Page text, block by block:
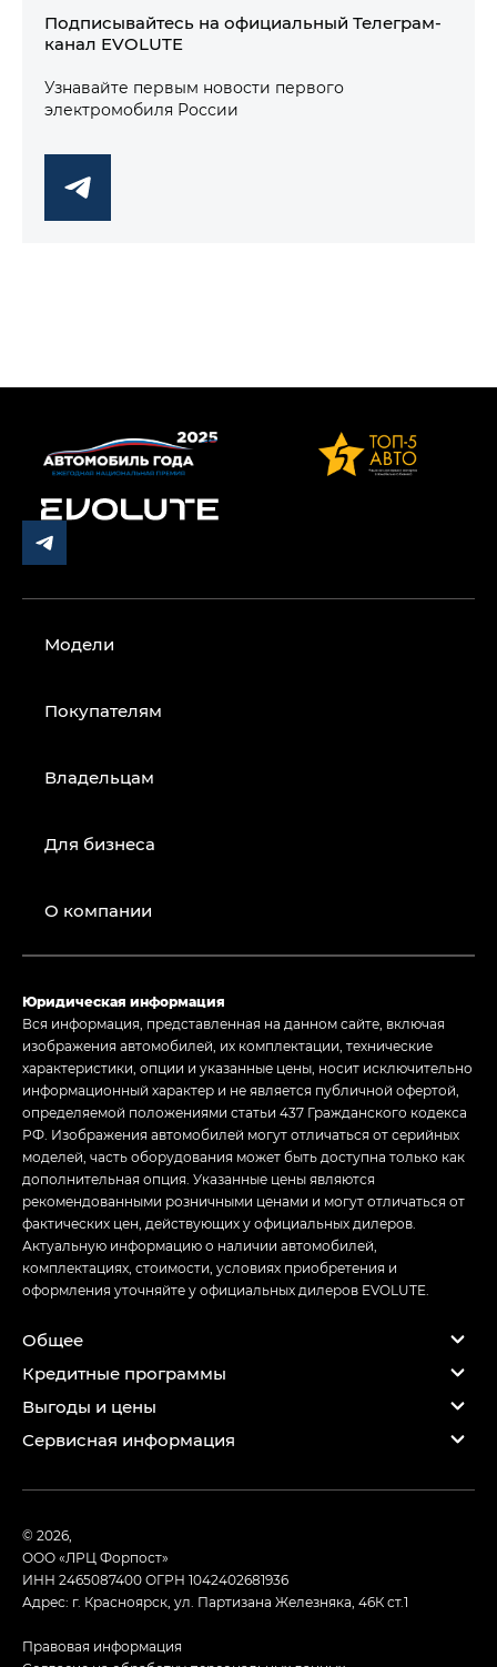
Подписывайтесь на официальный Телеграм-
канал EVOLUTE
Узнавайте первым новости первого
электромобиля России
Модели
Покупателям
Владельцам
Для бизнеса
О компании
Юридическая информация
Вся информация, представленная на данном сайте, включая
изображения автомобилей, их комплектации, технические
характеристики, опции и указанные цены, носит исключительно
информационный характер и не является публичной офертой,
определяемой положениями статьи 437 Гражданского кодекса
РФ. Изображения автомобилей могут отличаться от серийных
моделей, часть оборудования может быть доступна только как
дополнительная опция. Указанные цены являются
рекомендованными розничными ценами и могут отличаться от
фактических цен, действующих у официальных дилеров.
Актуальную информацию о наличии автомобилей,
комплектациях, стоимости, условиях приобретения и
оформления уточняйте у официальных дилеров EVOLUTE.
Общее
Кредитные программы
Выгоды и цены
Сервисная информация
© 2026,
ООО «ЛРЦ Форпост»
ИНН 2465087400ОГРН 1042402681936
Адрес: г. Красноярск, ул. Партизана Железняка, 46К ст.1
Правовая информация